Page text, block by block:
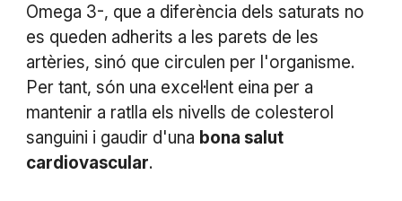
Omega 3-, que a diferència dels saturats no
es queden adherits a les parets de les
artèries, sinó que circulen per l'organisme.
Per tant, són una excel·lent eina per a
mantenir a ratlla els nivells de colesterol
sanguini i gaudir d'una bona salut
cardiovascular.